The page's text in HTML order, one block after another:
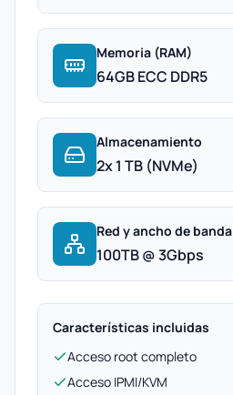
Memoria (RAM)
64GB ECC DDR5
Almacenamiento
2x 1 TB (NVMe)
Red y ancho de banda
100TB @ 3Gbps
Características incluidas
Acceso root completo
Acceso IPMI/KVM